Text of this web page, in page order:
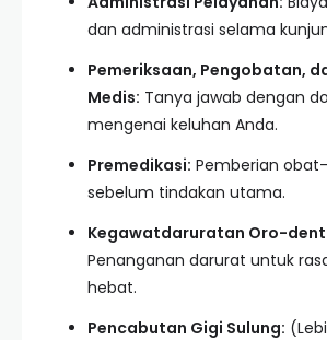
dan administrasi selama
Pemeriksaan, Pengobatan,
Medis: Tanya jawab dengan
mengenai keluhan Anda.
Premedikasi: Pemberian
sebelum tindakan utama.
Kegawatdaruratan Oro-
Penanganan darurat untuk
hebat.
Pencabutan Gigi Sulung: